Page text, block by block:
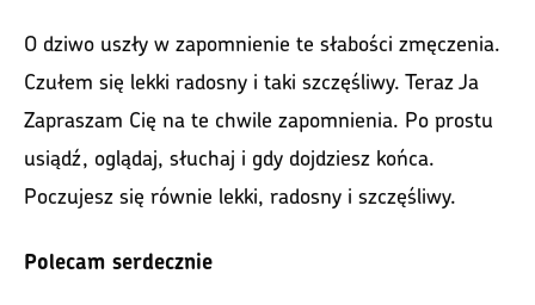
O dziwo uszły w zapomnienie te słabości zmęczenia.
Czułem się lekki radosny i taki szczęśliwy. Teraz Ja
Zapraszam Cię na te chwile zapomnienia. Po prostu
usiądź, oglądaj, słuchaj i gdy dojdziesz końca.
Poczujesz się równie lekki, radosny i szczęśliwy.
Polecam serdecznie